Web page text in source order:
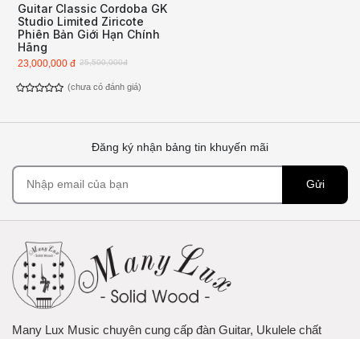
Guitar Classic Cordoba GK
Studio Limited Ziricote
Phiên Bản Giới Hạn Chính
Hãng
25,500,000đ
23,000,000 đ
(chưa có đánh giá)
Đăng ký nhận bảng tin khuyến mãi
Gửi
Many Lux Music chuyên cung cấp đàn Guitar, Ukulele chất